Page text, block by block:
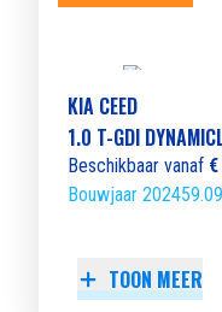
KIA CEED
1.0 T-GDI
Beschikbaar vanaf
Bouwjaar 2024
TOON MEER